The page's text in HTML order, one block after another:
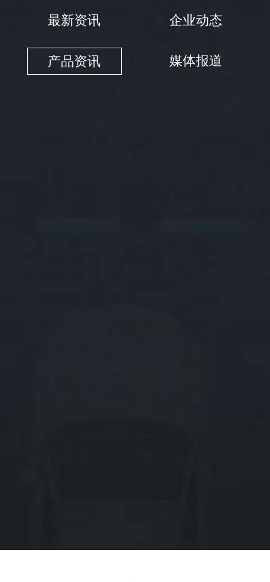
最新资讯 企业动态
产品资讯 媒体报道